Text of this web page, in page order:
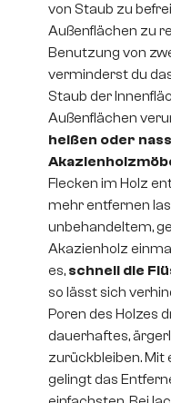
von Staub zu
Außenflächen zu
Benutzung von
verminderst du
Staub der
Außenflächen
heißen oder
Flecken im Holz
mehr entfernen
unbehandeltem,
Akazienholz
es, schnell die
so lässt sich
Poren des Holzes
dauerhaftes,
zurückbleiben. Mit
gelingt das